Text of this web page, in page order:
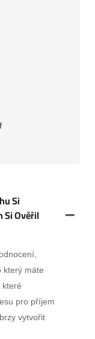
Si
Si Ověřil
který máte
které
pro příjem
vytvořit